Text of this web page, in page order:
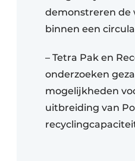
demonstreren de
binnen een
– Tetra Pak en
onderzoeken
mogelijkheden
uitbreiding van